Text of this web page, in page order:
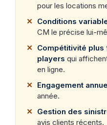
pour les locations
Conditions
CM le précise lui-
Compétitivité plus
players qui
en ligne.
Engagement
année.
Gestion des
avis clients récents.